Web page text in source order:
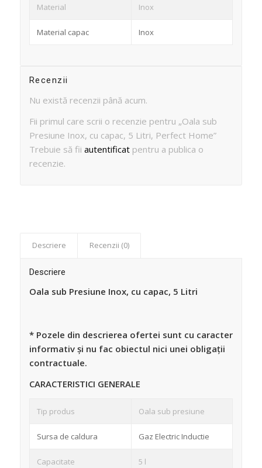
Material Inox
Material capac Inox
Recenzii
Nu există recenzii până acum.
Fii primul care scrii o recenzie pentru „Oala sub
Presiune Inox, cu capac, 5 Litri, Perfect Home”
Trebuie să fii autentificatpentru a publica o
recenzie.
Descriere Recenzii (0)
Descriere
Oala sub Presiune Inox, cu capac, 5 Litri
* Pozele din descrierea ofertei sunt cu caracter
informativ și nu fac obiectul nici unei obligații
contractuale.
CARACTERISTICI GENERALE
Tip produs Oala sub presiune
Sursa de caldura Gaz Electric Inductie
Capacitate 5 l